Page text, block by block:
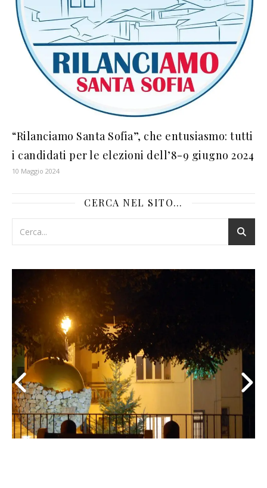
“Rilanciamo Santa Sofia”, che entusiasmo: tutti
i candidati per le elezioni dell’8-9 giugno 2024
10 Maggio 2024
CERCA NEL SITO…